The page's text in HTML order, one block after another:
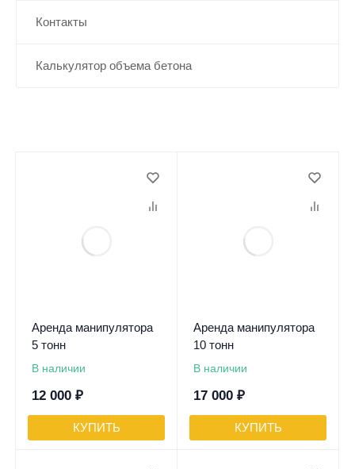
Контакты
Калькулятор объема бетона
Аренда манипулятора
5 тонн
В наличии
12 000 ₽
КУПИТЬ
Аренда манипулятора
10 тонн
В наличии
17 000 ₽
КУПИТЬ